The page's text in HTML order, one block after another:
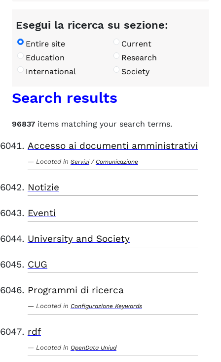
Esegui la ricerca su sezione:
Entire site
Current
Education
Research
International
Society
Search results
96837 items matching your search terms.
Accesso ai documenti amministrativi
Located in Servizi / Comunicazione
Notizie
Eventi
University and Society
CUG
Programmi di ricerca
Located in Configurazione Keywords
rdf
Located in OpenData Uniud